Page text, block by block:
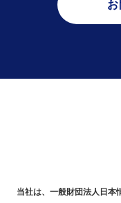
当社は、一般財団法人日本